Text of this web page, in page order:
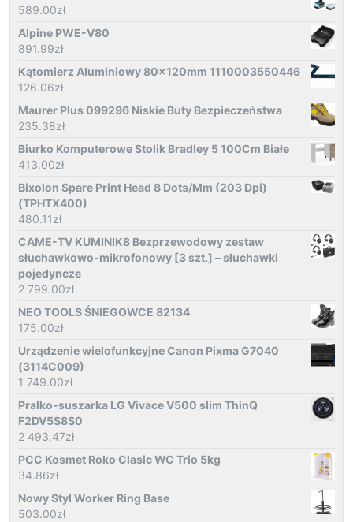
589.00zł
Alpine PWE-V80
891.99zł
Kątomierz Aluminiowy 80x120mm 1110003550446
126.06zł
Maurer Plus 099296 Niskie Buty Bezpieczeństwa
235.38zł
Biurko Komputerowe Stolik Bradley 5 100Cm Białe
413.00zł
Bixolon Spare Print Head 8 Dots/Mm (203 Dpi)
(TPHTX400)
480.11zł
CAME-TV KUMINIK8 Bezprzewodowy zestaw
słuchawkowo-mikrofonowy [3 szt.] – słuchawki
pojedyncze
2 799.00zł
NEO TOOLS ŚNIEGOWCE 82134
175.00zł
Urządzenie wielofunkcyjne Canon Pixma G7040
(3114C009)
1 749.00zł
Pralko-suszarka LG Vivace V500 slim ThinQ
F2DV5S8S0
2 493.47zł
PCC Kosmet Roko Clasic WC Trio 5kg
34.86zł
Nowy Styl Worker Ring Base
503.00zł